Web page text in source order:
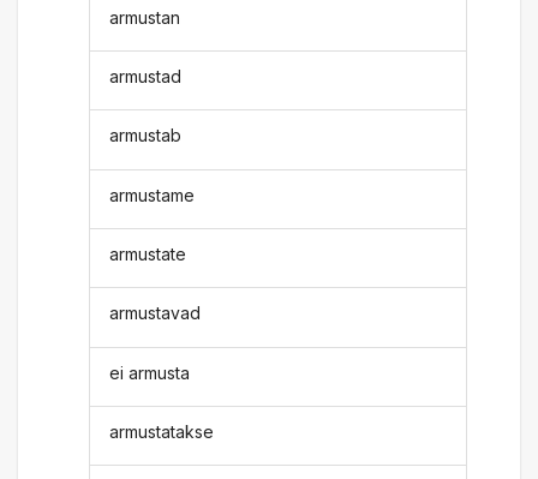
armustan
armustad
armustab
armustame
armustate
armustavad
ei armusta
armustatakse